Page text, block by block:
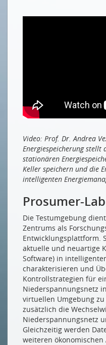
Video: Prof. Dr. Andrea
Energiespeicherung stellt
stationären
Keller speichern und die
intelligenten
Prosumer-
Die Testumgebung
Zentrums als
Entwicklungsplattform.
aktuelle und neuartige
Software) in
charakterisieren und
Kontrollstrategien für
Niederspannungsnetz
virtuellen Umgebung
zusätzlich die
Niederspannungsnetz
Gleichzeitig werden
weiteren